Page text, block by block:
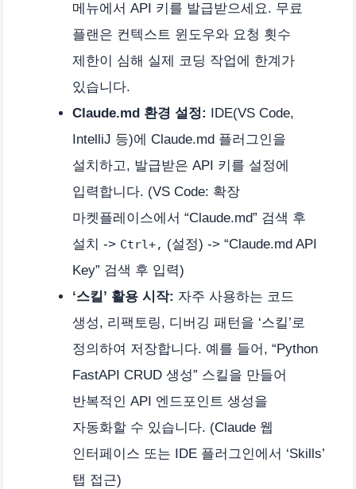
메뉴에서 API 키를 발급받으세요. 무료
플랜은 컨텍스트 윈도우와 요청 횟수
제한이 심해 실제 코딩 작업에 한계가
있습니다.
Claude.md 환경 설정: IDE(VS Code,
IntelliJ 등)에 Claude.md 플러그인을
설치하고, 발급받은 API 키를 설정에
입력합니다. (VS Code: 확장
마켓플레이스에서 “Claude.md” 검색 후
설치 -> Ctrl+, (설정) -> “Claude.md API
Key” 검색 후 입력)
‘스킬’ 활용 시작: 자주 사용하는 코드
생성, 리팩토링, 디버깅 패턴을 ‘스킬’로
정의하여 저장합니다. 예를 들어, “Python
FastAPI CRUD 생성” 스킬을 만들어
반복적인 API 엔드포인트 생성을
자동화할 수 있습니다. (Claude 웹
인터페이스 또는 IDE 플러그인에서 ‘Skills’
탭 접근)